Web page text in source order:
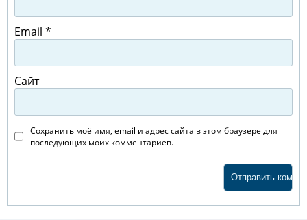
Email *
Сайт
Сохранить моё имя, email и адрес сайта в этом браузере для
последующих моих комментариев.